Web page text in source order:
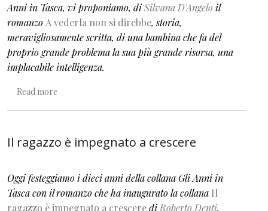
Anni in Tasca, vi proponiamo, diSilvana D'Angelo il
romanzoA vederla non si direbbe, storia,
meravigliosamente scritta, di una bambina che fa del
proprio grande problema la sua più grande risorsa, una
implacabile intelligenza.
Read more
Il ragazzo è impegnato a crescere
Oggi festeggiamo i dieci anni della collana Gli Anni in
Tasca con il romanzo che ha inaugurato la collana Il
ragazzo è impegnato a cresceredi Roberto Denti.